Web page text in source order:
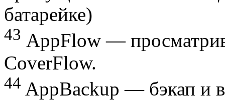
батарейке)
43 AppFlow —
CoverFlow.
44 AppBackup — бэкап и